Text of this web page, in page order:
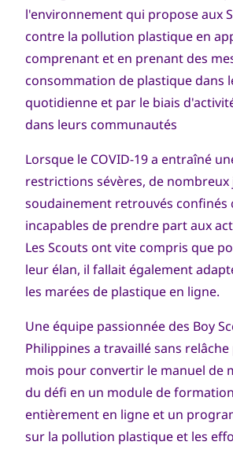
l'environnement qui propose aux
contre la pollution plastique en
comprenant et en prenant des
consommation de plastique dans
quotidienne et par le biais
dans leurs communautés
Lorsque le COVID-19 a entraîné
restrictions sévères, de nombreux
soudainement retrouvés confinés
incapables de prendre part aux
Les Scouts ont vite compris que
leur élan, il fallait également
les marées de plastique en ligne.
Une équipe passionnée des Boy
Philippines a travaillé sans
mois pour convertir le manuel de
du défi en un module de
entièrement en ligne et un
sur la pollution plastique et les